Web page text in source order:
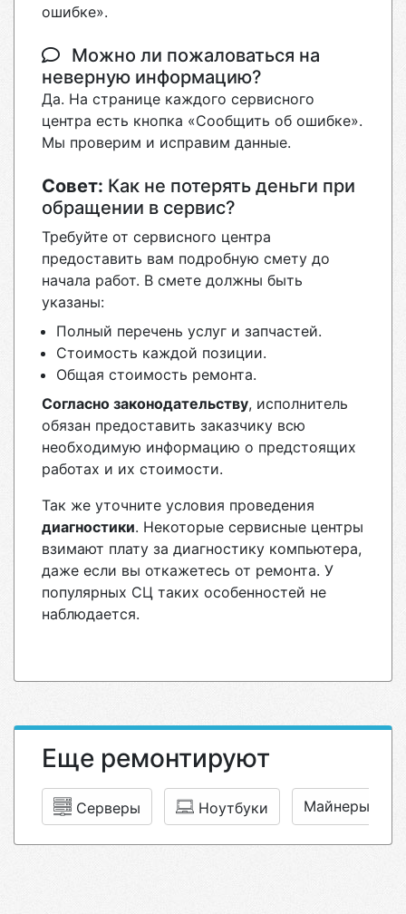
ошибке».
Можно ли пожаловаться на
неверную информацию?
Да. На странице каждого сервисного
центра есть кнопка «Сообщить об ошибке».
Мы проверим и исправим данные.
Совет: Как не потерять деньги при
обращении в сервис?
Требуйте от сервисного центра
предоставить вам подробную смету до
начала работ. В смете должны быть
указаны:
Полный перечень услуг и запчастей.
Стоимость каждой позиции.
Общая стоимость ремонта.
Согласно законодательству, исполнитель
обязан предоставить заказчику всю
необходимую информацию о предстоящих
работах и их стоимости.
Так же уточните условия проведения
диагностики. Некоторые сервисные центры
взимают плату за диагностику компьютера,
даже если вы откажетесь от ремонта. У
популярных СЦ таких особенностей не
наблюдается.
Еще ремонтируют
Серверы Ноутбуки Майнеры